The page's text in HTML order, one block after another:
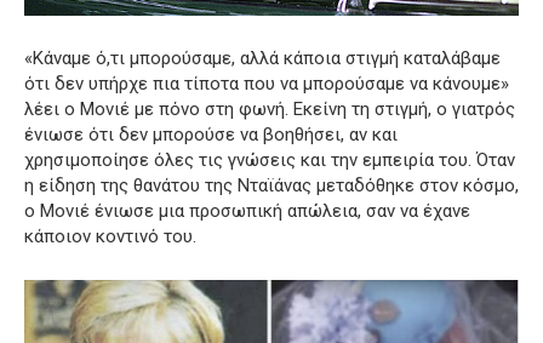
«Κάναμε ό,τι μπορούσαμε, αλλά κάποια στιγμή καταλάβαμε
ότι δεν υπήρχε πια τίποτα που να μπορούσαμε να κάνουμε»
λέει ο Μονιέ με πόνο στη φωνή. Εκείνη τη στιγμή, ο γιατρός
ένιωσε ότι δεν μπορούσε να βοηθήσει, αν και
χρησιμοποίησε όλες τις γνώσεις και την εμπειρία του. Όταν
η είδηση της θανάτου της Νταϊάνας μεταδόθηκε στον κόσμο,
ο Μονιέ ένιωσε μια προσωπική απώλεια, σαν να έχανε
κάποιον κοντινό του.